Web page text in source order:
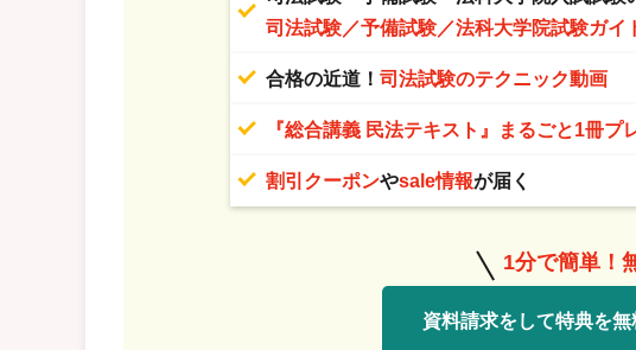
司法試験／予備試験／法科大学院試験ガイ
合格の近道！司法試験のテクニック動画
『総合講義 民法テキスト』まるごと1冊プ
割引クーポンやsale情報が届く
1分で簡単！
資料請求をして特典を